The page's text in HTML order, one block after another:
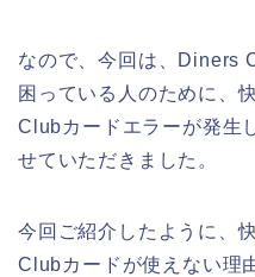
なので、今回は、Diners
困っている人のために、
Clubカードエラーが発生
せていただきました。
今回ご紹介したように、
Clubカードが使えない理